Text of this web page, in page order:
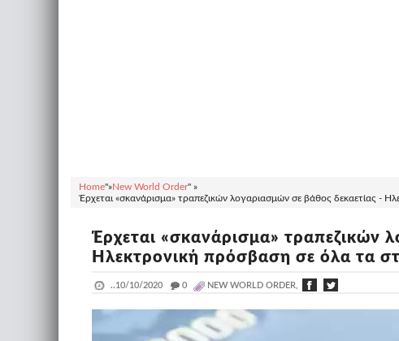
Home"»New World Order" »
Έρχεται «σκανάρισμα» τραπεζικών λογαριασμών σε βάθος δεκαετίας -
Έρχεται «σκανάρισμα» τραπεζικών
Ηλεκτρονική πρόσβαση σε όλα τα
..10/10/2020 _ 0 NEW WORLD ORDER,